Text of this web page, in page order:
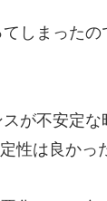
しまった
が不安定
性は良かっ